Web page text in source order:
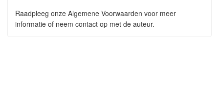
Raadpleeg onze Algemene Voorwaarden voor meer
informatie of neem contact op met de auteur.